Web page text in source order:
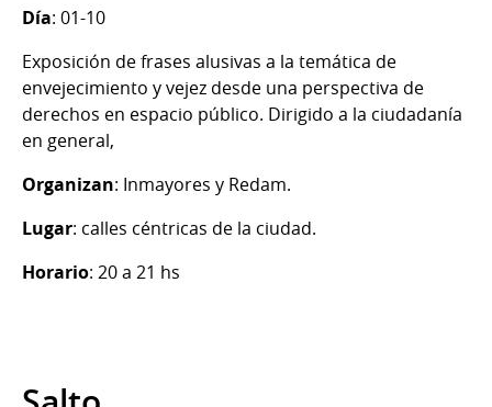
Día: 01-10
Exposición de frases alusivas a la temática de
envejecimiento y vejez desde una perspectiva de
derechos en espacio público. Dirigido a la ciudadanía
en general,
Organizan: Inmayores y Redam.
Lugar: calles céntricas de la ciudad.
Horario: 20 a 21 hs